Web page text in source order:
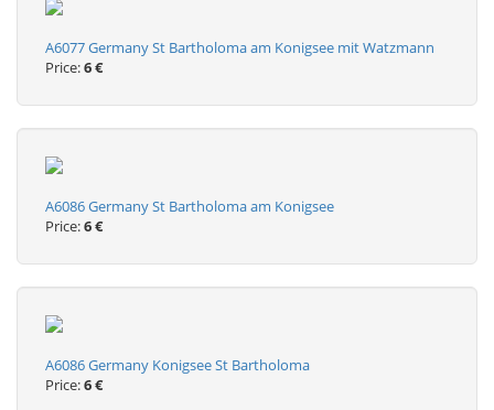
A6077 Germany St Bartholoma am Konigsee mit Watzmann
Price:6 €
A6086 Germany St Bartholoma am Konigsee
Price:6 €
A6086 Germany Konigsee St Bartholoma
Price:6 €